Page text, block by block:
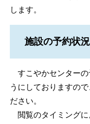
します。
施設の予約状況
すこやかセンターの
うにしておりますの
ださい。
閲覧のタイミングに